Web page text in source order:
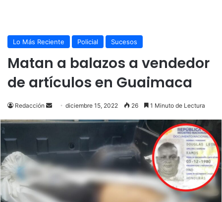
Lo Más Reciente Policial Sucesos
Matan a balazos a vendedor
de artículos en Guaimaca
Redacción
Senddiciembre 15, 2022 26 1 Minuto de Lectura